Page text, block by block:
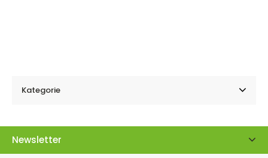
Kategorie
Newsletter